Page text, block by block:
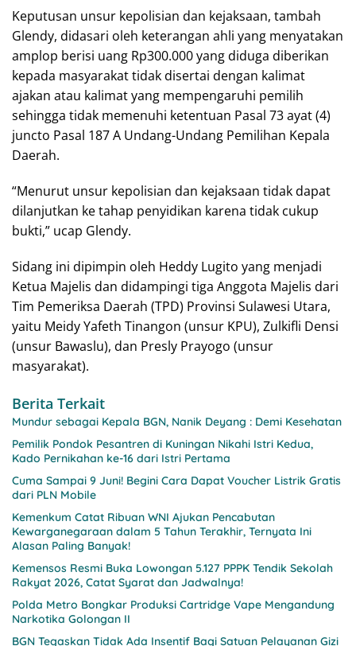
Keputusan unsur kepolisian dan kejaksaan, tambah
Glendy, didasari oleh keterangan ahli yang menyatakan
amplop berisi uang Rp300.000 yang diduga diberikan
kepada masyarakat tidak disertai dengan kalimat
ajakan atau kalimat yang mempengaruhi pemilih
sehingga tidak memenuhi ketentuan Pasal 73 ayat (4)
juncto Pasal 187 A Undang-Undang Pemilihan Kepala
Daerah.
“Menurut unsur kepolisian dan kejaksaan tidak dapat
dilanjutkan ke tahap penyidikan karena tidak cukup
bukti,” ucap Glendy.
Sidang ini dipimpin oleh Heddy Lugito yang menjadi
Ketua Majelis dan didampingi tiga Anggota Majelis dari
Tim Pemeriksa Daerah (TPD) Provinsi Sulawesi Utara,
yaitu Meidy Yafeth Tinangon (unsur KPU), Zulkifli Densi
(unsur Bawaslu), dan Presly Prayogo (unsur
masyarakat).
Berita Terkait
Mundur sebagai Kepala BGN, Nanik Deyang : Demi Kesehatan
Pemilik Pondok Pesantren di Kuningan Nikahi Istri Kedua,
Kado Pernikahan ke-16 dari Istri Pertama
Cuma Sampai 9 Juni! Begini Cara Dapat Voucher Listrik Gratis
dari PLN Mobile
Kemenkum Catat Ribuan WNI Ajukan Pencabutan
Kewarganegaraan dalam 5 Tahun Terakhir, Ternyata Ini
Alasan Paling Banyak!
Kemensos Resmi Buka Lowongan 5.127 PPPK Tendik Sekolah
Rakyat 2026, Catat Syarat dan Jadwalnya!
Polda Metro Bongkar Produksi Cartridge Vape Mengandung
Narkotika Golongan II
BGN Tegaskan Tidak Ada Insentif Bagi Satuan Pelayanan Gizi